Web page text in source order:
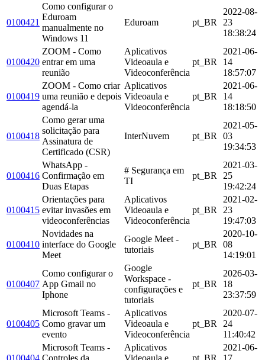
0100421
Como configurar o
Eduroam
manualmente no
Windows 11
Eduroam pt_BR
2022-08-
23
18:38:24
0100420
ZOOM - Como
entrar em uma
reunião
Aplicativos
Videoaula e
Videoconferência
pt_BR
2021-06-
14
18:57:07
0100419
ZOOM - Como criar
uma reunião e depois
agendá-la
Aplicativos
Videoaula e
Videoconferência
pt_BR
2021-06-
14
18:18:50
0100418
Como gerar uma
solicitação para
Assinatura de
Certificado (CSR)
InterNuvem pt_BR
2021-05-
03
19:34:53
0100416
WhatsApp -
Confirmação em
Duas Etapas
# Segurança em
TI
pt_BR
2021-03-
25
19:42:24
0100415
Orientações para
evitar invasões em
videoconferências
Aplicativos
Videoaula e
Videoconferência
pt_BR
2021-02-
23
19:47:03
0100410
Novidades na
interface do Google
Meet
Google Meet -
tutoriais
pt_BR
2020-10-
08
14:19:01
0100407
Como configurar o
App Gmail no
Iphone
Google
Workspace -
configurações e
tutoriais
pt_BR
2026-03-
18
23:37:59
0100405
Microsoft Teams -
Como gravar um
evento
Aplicativos
Videoaula e
Videoconferência
pt_BR
2020-07-
24
11:40:42
0100404
Microsoft Teams -
Controles da
Aplicativos
Videoaula e
pt_BR
2021-06-
17